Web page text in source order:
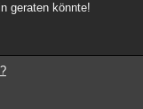
geraten könnte!